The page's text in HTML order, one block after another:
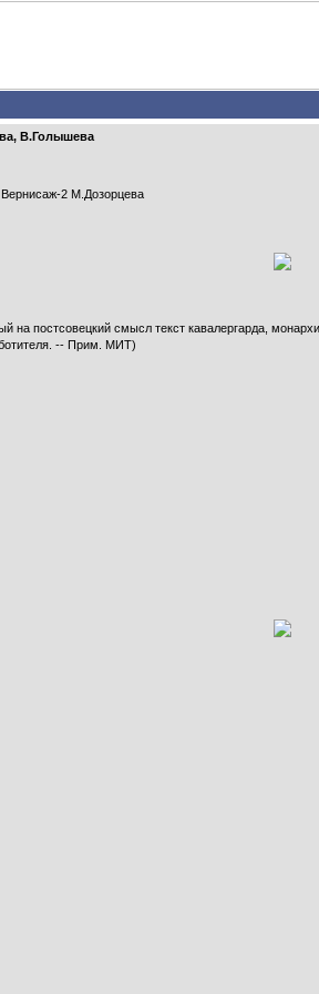
В.Голышева
Вернисаж-2 М.Дозорцева
постсовецкий смысл текст кавалергарда,
-- Прим. МИТ)